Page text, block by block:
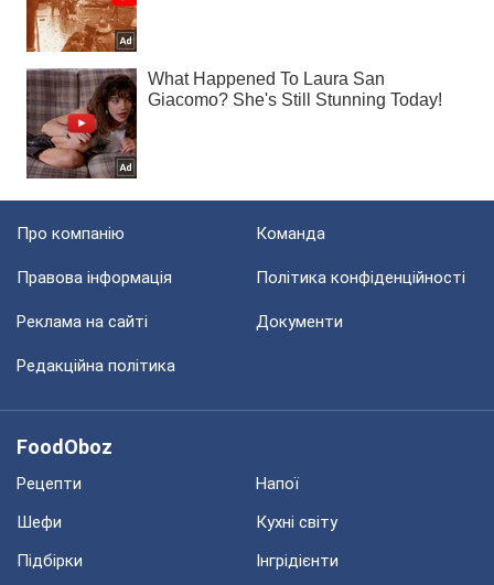
Про компанію Команда
Правова інформація Політика конфіденційності
Реклама на сайті Документи
Редакційна політика
FoodOboz
Рецепти
Напої
Шефи
Кухні світу
Підбірки
Інгрідієнти